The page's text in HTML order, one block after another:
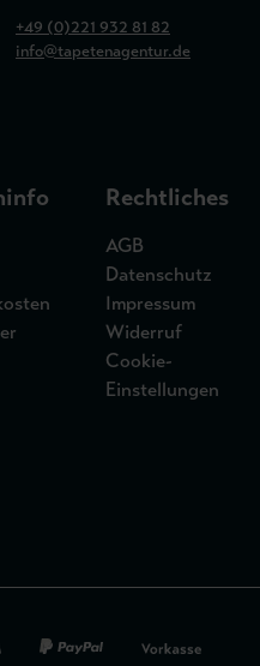
+49 (0)221 932 81 82
info@tapetenagentur.de
Rechtliches
AGB
Datenschutz
Impressum
Widerruf
Cookie-
Einstellungen